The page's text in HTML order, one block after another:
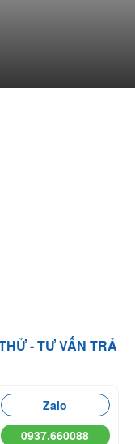
- TƯ VẤN TRẢ
Zalo
0937.660088